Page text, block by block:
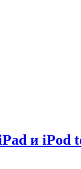
и iPod